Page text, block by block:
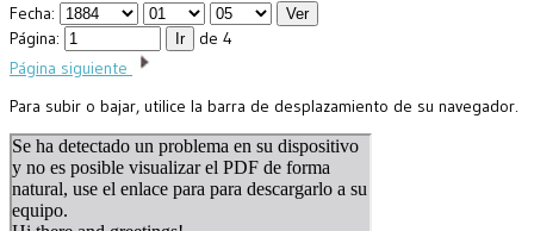
Fecha:
Página:
de 4
Página siguiente
Para subir o bajar, utilice la barra de desplazamiento de su navegador.